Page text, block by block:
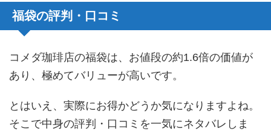
福袋の評判・口コミ
コメダ珈琲店の福袋は、お値段の約1.6倍の価値が
あり、極めてバリューが高いです。
とはいえ、実際にお得かどうか気になりますよね。
そこで中身の評判・口コミを一気にネタバレしま